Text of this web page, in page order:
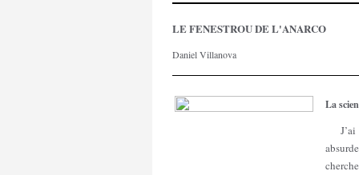
LE FENESTROU DE L'ANARCO
Daniel Villanova
La
J’ai